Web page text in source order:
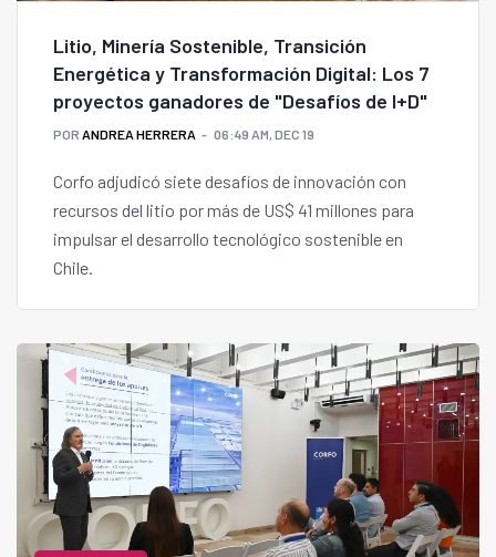
Litio, Minería Sostenible, Transición
Energética y Transformación Digital: Los 7
proyectos ganadores de "Desafíos de I+D"
POR ANDREA HERRERA 06:49 AM, DEC 19
Corfo adjudicó siete desafíos de innovación con
recursos del litio por más de US$ 41 millones para
impulsar el desarrollo tecnológico sostenible en
Chile.